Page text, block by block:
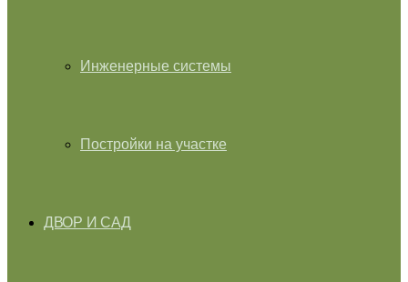
Инженерные системы
Постройки на участке
ДВОР И САД